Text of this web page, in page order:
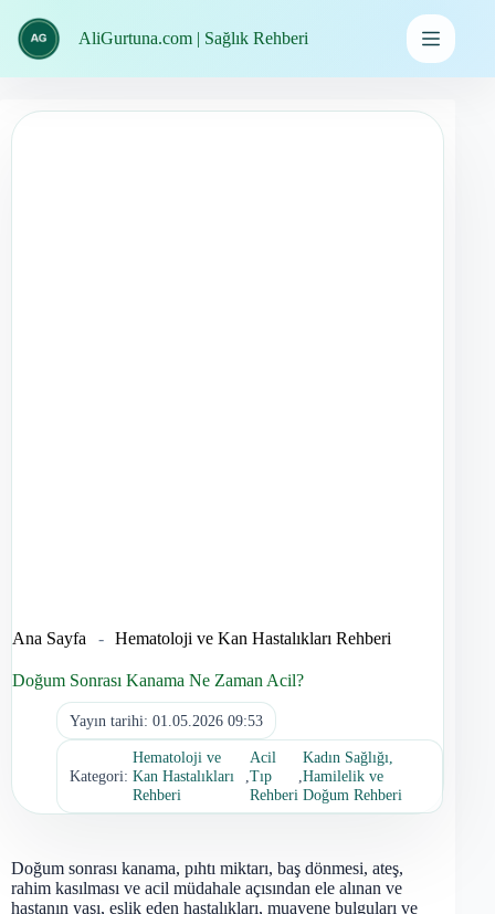
geç
AliGurtuna.com | Sağlık Rehberi
Ana Sayfa - Hematoloji ve Kan Hastalıkları Rehberi
Doğum Sonrası Kanama Ne Zaman Acil?
Yayın tarihi: 01.05.2026 09:53
Kategori:
Hematoloji ve
Kan Hastalıkları
Rehberi
,
Acil
Tıp
Rehberi
,
Kadın Sağlığı,
Hamilelik ve
Doğum Rehberi
Doğum sonrası kanama, pıhtı miktarı, baş dönmesi, ateş,
rahim kasılması ve acil müdahale açısından ele alınan ve
hastanın yaşı, eşlik eden hastalıkları, muayene bulguları ve